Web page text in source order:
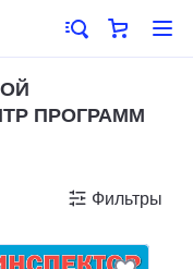
ПРОГРАММ
Фильтры